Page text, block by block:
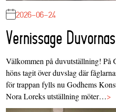
2026-06-24
Vernissage
Välkommen på duvutställning! På
höns tagit över duvslag där
för trappan fylls nu Godhems
Nora Loreks utställning möter…>